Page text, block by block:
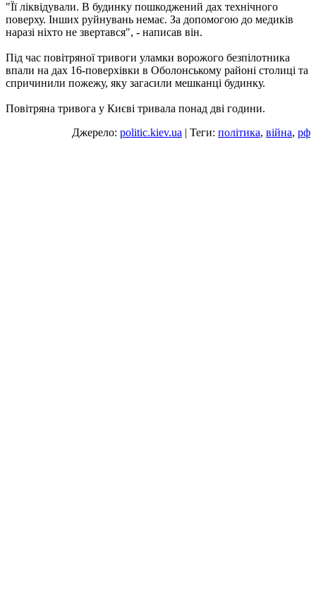
"Її ліквідували. В будинку пошкоджений дах технічного
поверху. Інших руйнувань немає. За допомогою до медиків
наразі ніхто не звертався", - написав він.
Під час повітряної тривоги уламки ворожого безпілотника
впали на дах 16-поверхівки в Оболонському районі столиці та
спричинили пожежу, яку загасили мешканці будинку.
Повітряна тривога у Києві тривала понад дві години.
Джерело: politic.kiev.ua | Теги: політика, війна, рф